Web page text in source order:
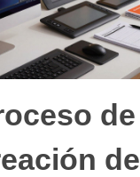
de
de